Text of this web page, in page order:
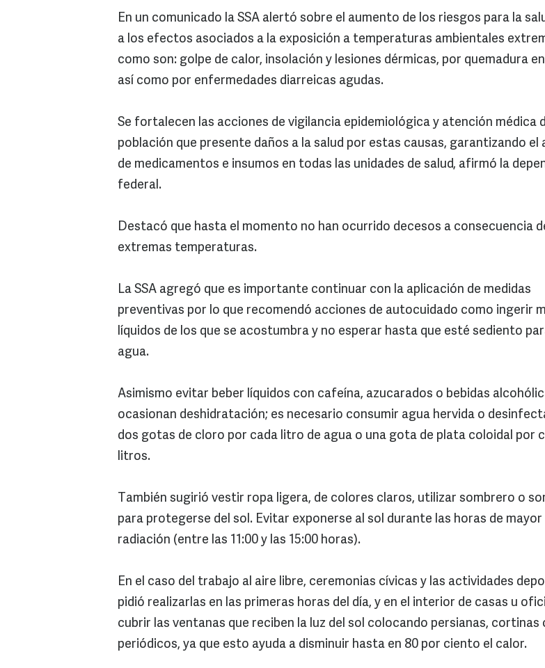
En un comunicado la SSA alertó sobre el aumento de los riesgos para la
a los efectos asociados a la exposición a temperaturas ambientales
como son: golpe de calor, insolación y lesiones dérmicas, por quemadura
así como por enfermedades diarreicas agudas.
Se fortalecen las acciones de vigilancia epidemiológica y atención médica
población que presente daños a la salud por estas causas, garantizando el
de medicamentos e insumos en todas las unidades de salud, afirmó la
federal.
Destacó que hasta el momento no han ocurrido decesos a consecuencia
extremas temperaturas.
La SSA agregó que es importante continuar con la aplicación de medidas
preventivas por lo que recomendó acciones de autocuidado como ingerir
líquidos de los que se acostumbra y no esperar hasta que esté sediento
agua.
Asimismo evitar beber líquidos con cafeína, azucarados o bebidas
ocasionan deshidratación; es necesario consumir agua hervida o
dos gotas de cloro por cada litro de agua o una gota de plata coloidal por
litros.
También sugirió vestir ropa ligera, de colores claros, utilizar sombrero o
para protegerse del sol. Evitar exponerse al sol durante las horas de mayor
radiación (entre las 11:00 y las 15:00 horas).
En el caso del trabajo al aire libre, ceremonias cívicas y las actividades
pidió realizarlas en las primeras horas del día, y en el interior de casas u
cubrir las ventanas que reciben la luz del sol colocando persianas, cortinas
periódicos, ya que esto ayuda a disminuir hasta en 80 por ciento el calor.